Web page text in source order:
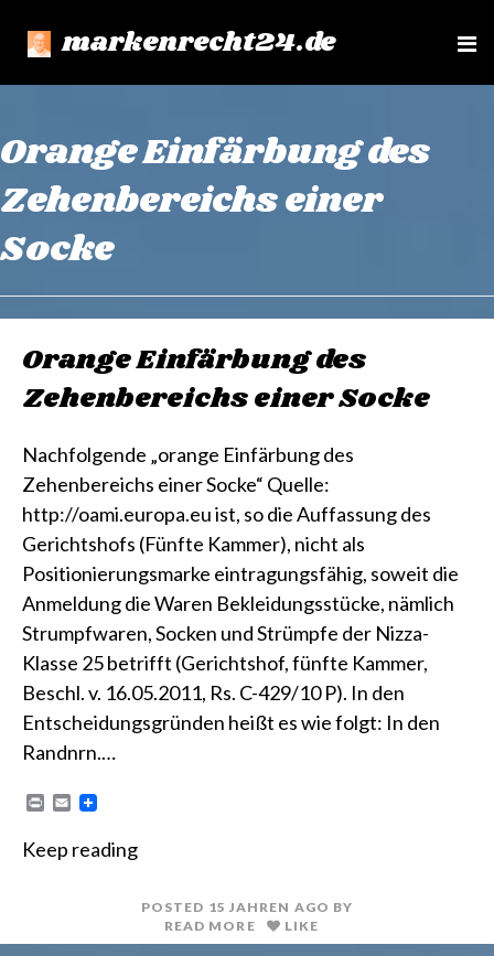
markenrecht24.de
e
Orange Einfärbung des
Zehenbereichs einer
Socke
Orange Einfärbung des
Zehenbereichs einer Socke
Nachfolgende „orange Einfärbung des
Zehenbereichs einer Socke“ Quelle:
http://oami.europa.eu ist, so die Auffassung des
Gerichtshofs (Fünfte Kammer), nicht als
Positionierungsmarke eintragungsfähig, soweit die
Anmeldung die Waren Bekleidungsstücke, nämlich
Strumpfwaren, Socken und Strümpfe der Nizza-
Klasse 25 betrifft (Gerichtshof, fünfte Kammer,
Beschl. v. 16.05.2011, Rs. C-429/10 P). In den
Entscheidungsgründen heißt es wie folgt: In den
Randnrn.…
n
E
i
Keep reading
POSTED 15 JAHREN AGO BY
READ MORE
LIKE